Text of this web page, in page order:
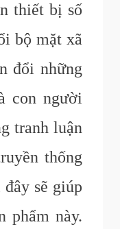
thiết bị số
bộ mặt xã
đổi những
con người
tranh luận
thống
sẽ giúp
phẩm này.